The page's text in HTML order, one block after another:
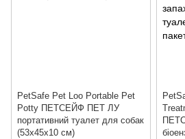
PetSafe Pet Loo Portable Pet
Potty ПЕТСЕЙФ ПЕТ ЛУ
портативний туалет для собак
(53х45х10 см)